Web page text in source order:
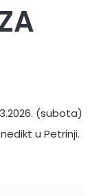
(subota)
u Petrinji.